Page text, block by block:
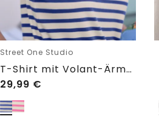
Street One Studio
T-Shirt mit Volant-Ärmeln und Print
29,99 €